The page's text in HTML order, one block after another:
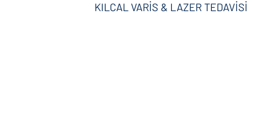
KILCAL VARİS & LAZER TEDAVİSİ